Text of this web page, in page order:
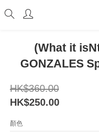
(What it
GONZALES
HK$360.00
HK$250.00
顏色